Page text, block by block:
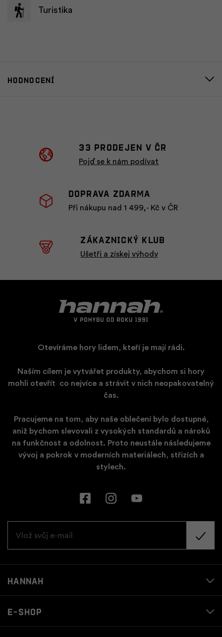
Turistika
Hodnocení
33 prodejen v ČR
Pojď se k nám podívat
Doprava zdarma
Při nákupu nad 1 499,- Kč v ČR
ZÁKAZNICKÝ KLUB
Ušetři a získej výhody
Otevíráme hory lidem, kteří je mají rádi.
Naším cílem je vytvářet produkty, abychom si hory
mohli otevřít
co nejvíce a strávit v nich neopakovatelný
čas.
Pracujeme na tom, aby naše oblečení bylo dostupné,
aniž bychom slevovali z vysokých standardů a nároků
na funkčnost a odolnost. Proto neustále následujeme
vývoj a pokrok v moderních materiálech, střizích a
stylech.
Hannah
E-shop